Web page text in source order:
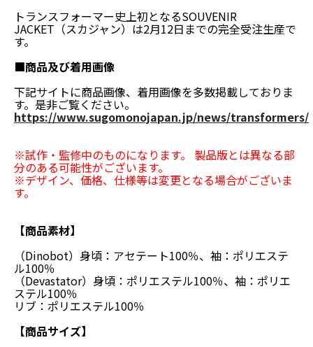
トランスフォーマー史上初となるSOUVENIR
JACKET（スカジャン）は2月12日までの完全受注生産で
す。
■商品及び着用画像
下記サイトに商品画像、着用画像を多数掲載しておりま
す。是非ご覧ください。
https://www.sugomonojapan.jp/news/transformers/
※試作・監修中のものになります。 製品版とは異なる部
分のある可能性がございます。
※デザイン、価格、仕様等は変更となる場合がございま
す。
【商品素材】
（Dinobot）身頃：アセテート100％、袖：ポリエステ
ル100％
（Devastator）身頃：ポリエステル100％、袖：ポリエ
ステル100％
リブ：ポリエステル100％
【商品サイズ】